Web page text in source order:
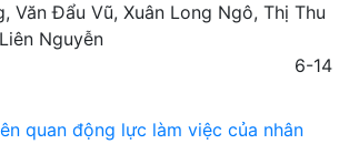
Văn Đẩu Vũ, Xuân Long Ngô, Thị Thu
Nguyễn
6-14
quan động lực làm việc của nhân